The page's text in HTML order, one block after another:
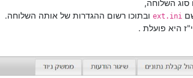
סוג השלוחה,
ext.ini ובתוכו רשום ההגדרות של אותה השלוחה.
היא פועלת .